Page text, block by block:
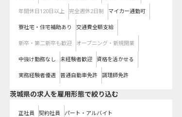
年間休日120日以上 完全週休2日制 マイカー通勤可
寮社宅・住宅補助あり 交通費全額支給
新卒・第二新卒も歓迎 オープニング・新規開業
中抜け勤務なし 未経験者歓迎 資格を活かせる
実務経験者優遇 普通自動車免許 調理師免許
茨城県の求人を雇用形態で絞り込む
正社員 契約社員 パート・アルバイト